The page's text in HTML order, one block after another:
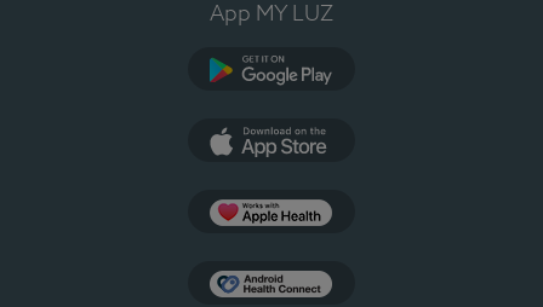
App MY LUZ